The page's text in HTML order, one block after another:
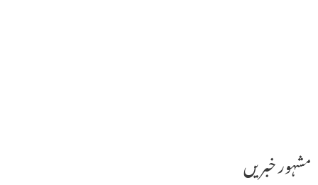
مشہور خبریں